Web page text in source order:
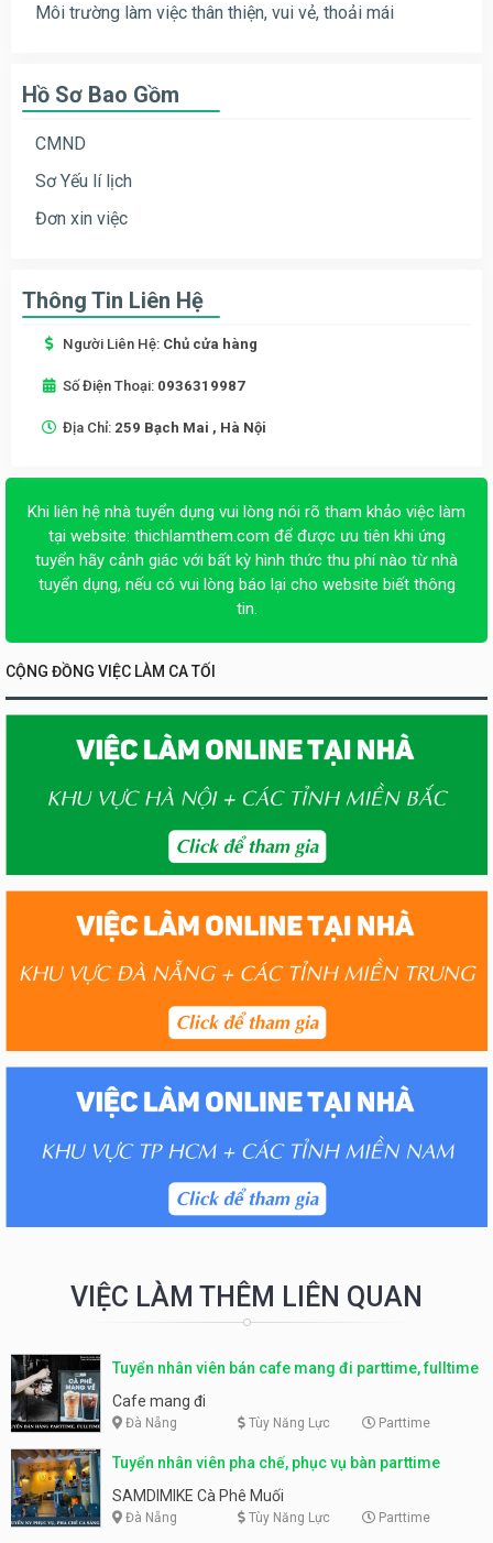
Môi trường làm việc thân thiện, vui vẻ, thoải mái
Hồ Sơ Bao Gồm
CMND
Sơ Yếu lí lịch
Đơn xin việc
Thông Tin Liên Hệ
Người Liên Hệ: Chủ cửa hàng
Số Điện Thoại: 0936319987
Địa Chỉ: 259 Bạch Mai , Hà Nội
Khi liên hệ nhà tuyển dụng vui lòng nói rõ tham khảo việc làm
tại website: thichlamthem.com để được ưu tiên khi ứng
tuyển hãy cảnh giác với bất kỳ hình thức thu phí nào từ nhà
tuyển dụng, nếu có vui lòng báo lại cho website biết thông
tin.
CỘNG ĐỒNG VIỆC LÀM CA TỐI
VIỆC LÀM THÊM LIÊN QUAN
Tuyển nhân viên bán cafe mang đi parttime, fulltime
Cafe mang đi
Đà Nẵng Tùy Năng Lực Parttime
Tuyển nhân viên pha chế, phục vụ bàn parttime
SAMDIMIKE Cà Phê Muối
Đà Nẵng Tùy Năng Lực Parttime